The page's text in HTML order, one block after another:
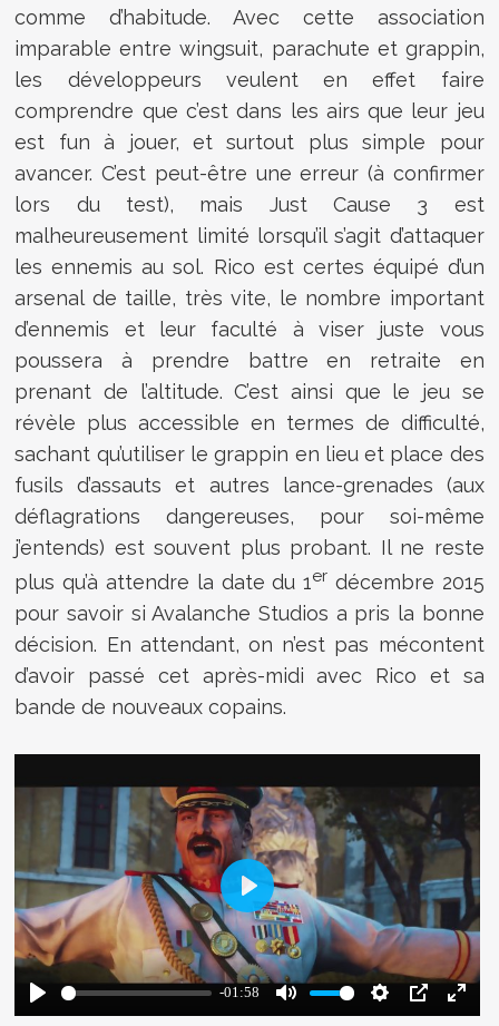
comme d’habitude. Avec cette association
imparable entre wingsuit, parachute et grappin,
les développeurs veulent en effet faire
comprendre que c’est dans les airs que leur jeu
est fun à jouer, et surtout plus simple pour
avancer. C’est peut-être une erreur (à confirmer
lors du test), mais Just Cause 3 est
malheureusement limité lorsqu’il s’agit d’attaquer
les ennemis au sol. Rico est certes équipé d’un
arsenal de taille, très vite, le nombre important
d’ennemis et leur faculté à viser juste vous
poussera à prendre battre en retraite en
prenant de l’altitude. C’est ainsi que le jeu se
révèle plus accessible en termes de difficulté,
sachant qu’utiliser le grappin en lieu et place des
fusils d’assauts et autres lance-grenades (aux
déflagrations dangereuses, pour soi-même
j’entends) est souvent plus probant. Il ne reste
plus qu’à attendre la date du 1er décembre 2015
pour savoir si Avalanche Studios a pris la bonne
décision. En attendant, on n’est pas mécontent
d’avoir passé cet après-midi avec Rico et sa
bande de nouveaux copains.